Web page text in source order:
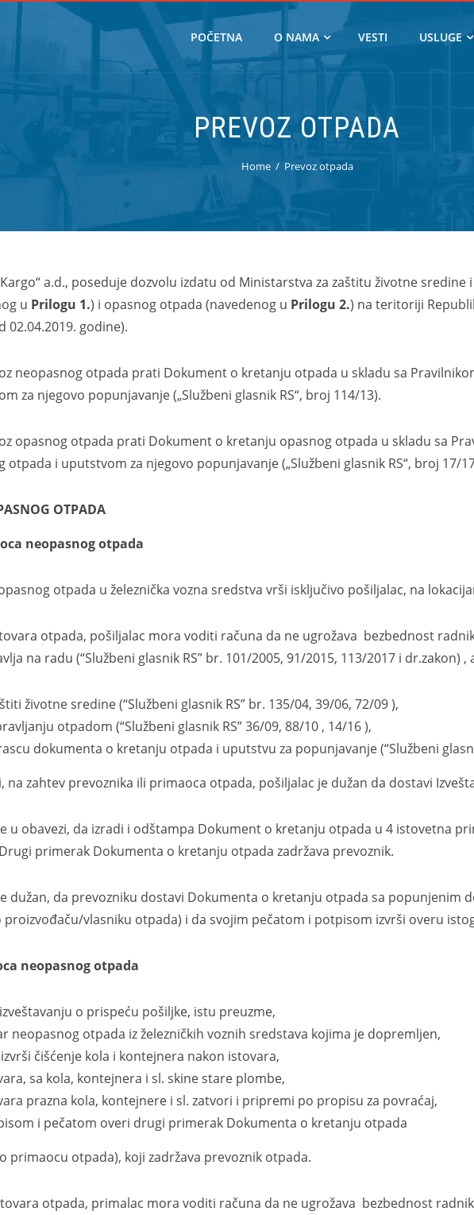
POČETNA O NAMA VESTI USLUGE
PREVOZ OTPADA
Home Prevoz otpada
a.d., poseduje dozvolu izdatu od Ministarstva za zaštitu životne
u Prilogu 1.) i opasnog otpada (navedenog u Prilogu 2.) na teritoriji
02.04.2019. godine).
otpada prati Dokument o kretanju otpada u skladu sa
za njegovo popunjavanje („Službeni glasnik RS“, broj 114/13).
otpada prati Dokument o kretanju opasnog otpada u skladu sa
otpada i uputstvom za njegovo popunjavanje („Službeni glasnik RS“, broj 17/
OTPADA
neopasnog otpada
otpada u železnička vozna sredstva vrši isključivo pošiljalac, na
otpada, pošiljalac mora voditi računa da ne ugrožava bezbednost
na radu (“Službeni glasnik RS” br. 101/2005, 91/2015, 113/2017 i dr.zakon) ,
životne sredine (“Službeni glasnik RS” br. 135/04, 39/06, 72/09 ),
otpadom (“Službeni glasnik RS” 36/09, 88/10 , 14/16 ),
dokumenta o kretanju otpada i uputstvu za popunjavanje (“Službeni
prevoznika ili primaoca otpada, pošiljalac je dužan da dostavi
da izradi i odštampa Dokument o kretanju otpada u 4 istovetna
primerak Dokumenta o kretanju otpada zadržava prevoznik.
da prevozniku dostavi Dokumenta o kretanju otpada sa popunjenim
proizvođaču/vlasniku otpada) i da svojim pečatom i potpisom izvrši overu
neopasnog otpada
o prispeću pošiljke, istu preuzme,
neopasnog otpada iz železničkih voznih sredstava kojima je dopremljen,
čišćenje kola i kontejnera nakon istovara,
sa kola, kontejnera i sl. skine stare plombe,
prazna kola, kontejnere i sl. zatvori i pripremi po propisu za povraćaj,
i pečatom overi drugi primerak Dokumenta o kretanju otpada
primaocu otpada), koji zadržava prevoznik otpada.
otpada, primalac mora voditi računa da ne ugrožava bezbednost